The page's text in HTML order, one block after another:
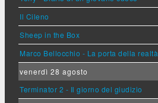
Il Cileno
Sheep in the Box
Marco Bellocchio - La porta della realtà
venerdì 28 agosto
Terminator 2 - Il giorno del giudizio